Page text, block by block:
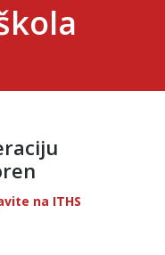
na ITHS